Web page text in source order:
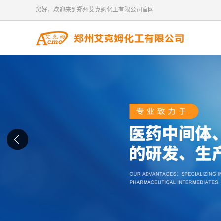
您好，欢迎来到郑州艾克姆化工有限公司官网